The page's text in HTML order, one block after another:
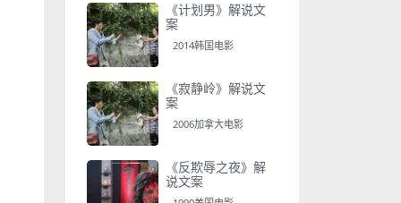
《计划男》解说文
案
2014韩国电影
《寂静岭》解说文
案
2006加拿大电影
《反欺辱之夜》解
说文案